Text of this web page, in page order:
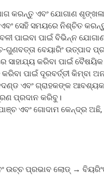
ଏବଂ ଯୋଗାଣ ଶୃଙ୍ଖଳା
ସେହି ସମୟରେ ନିଶ୍ଚିତ
ପାଇବା ପାଇଁ ବିଭିନ୍ନ
ଗୁଣବତ୍ତା ବେୟାରିଂ ଉତ୍ପାଦ
ସାହାଯ୍ୟ କରିବା ପାଇଁ
ପାଇଁ ଦୂରବର୍ତ୍ତୀ କିମ୍ବା
ଏବଂ ଗ୍ରାହକଙ୍କ
ପ୍ରଦାନ କରିବୁ।
ଏବଂ ଗୋଦାମ କେନ୍ଦ୍ର
ପ୍ରଭାବ ଲୋଡ୍ →